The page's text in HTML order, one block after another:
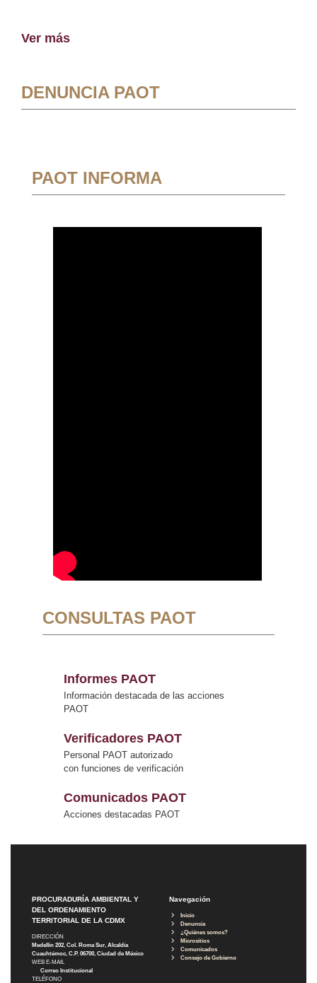
Ver más
DENUNCIA PAOT
PAOT INFORMA
CONSULTAS PAOT
Informes PAOT
Información destacada de las acciones
PAOT
Verificadores PAOT
Personal PAOT autorizado
con funciones de verificación
Comunicados PAOT
Acciones destacadas PAOT
PROCURADURÍA AMBIENTAL Y
DEL ORDENAMIENTO
TERRITORIAL DE LA CDMX
DIRECCIÓN
Medellín 202, Col. Roma Sur, Alcaldía
Cuauhtémoc, C.P. 06700, Ciudad de México
WEB E-MAIL
Correo Institucional
TELÉFONO
Navegación
Inicio
Denuncia
¿Quiénes somos?
Micrositios
Comunicados
Consejo de Gobierno